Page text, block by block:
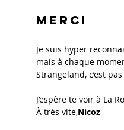
MERCI
Je suis hyper
mais à chaque
Strangeland, c’est
J’espère te voir à La
À très vite,Nicoz